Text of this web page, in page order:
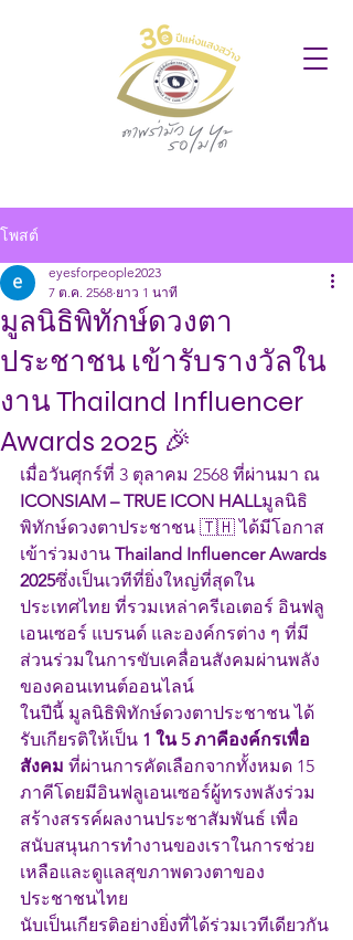
โพสต์
มูลนิธิพิทักษ์ดวงตา
ประชาชน เข้ารับรางวัลใน
งาน Thailand Influencer
Awards 2025 🎉
eyesforpeople2023
7 ต.ค. 2568 ยาว 1 นาที
เมื่อวันศุกร์ที่ 3 ตุลาคม 2568 ที่ผ่านมา ณ
ICONSIAM – TRUE ICON HALLมูลนิธิ
พิทักษ์ดวงตาประชาชน 🇹🇭 ได้มีโอกาส
เข้าร่วมงาน Thailand Influencer Awards
2025ซึ่งเป็นเวทีที่ยิ่งใหญ่ที่สุดใน
ประเทศไทย ที่รวมเหล่าครีเอเตอร์ อินฟลู
เอนเซอร์ แบรนด์ และองค์กรต่าง ๆ ที่มี
ส่วนร่วมในการขับเคลื่อนสังคมผ่านพลัง
ของคอนเทนต์ออนไลน์
ในปีนี้ มูลนิธิพิทักษ์ดวงตาประชาชน ได้
รับเกียรติให้เป็น 1 ใน 5 ภาคีองค์กรเพื่อ
สังคม ที่ผ่านการคัดเลือกจากทั้งหมด 15
ภาคีโดยมีอินฟลูเอนเซอร์ผู้ทรงพลังร่วม
สร้างสรรค์ผลงานประชาสัมพันธ์ เพื่อ
สนับสนุนการทำงานของเราในการช่วย
เหลือและดูแลสุขภาพดวงตาของ
ประชาชนไทย
นับเป็นเกียรติอย่างยิ่งที่ได้ร่วมเวทีเดียวกัน